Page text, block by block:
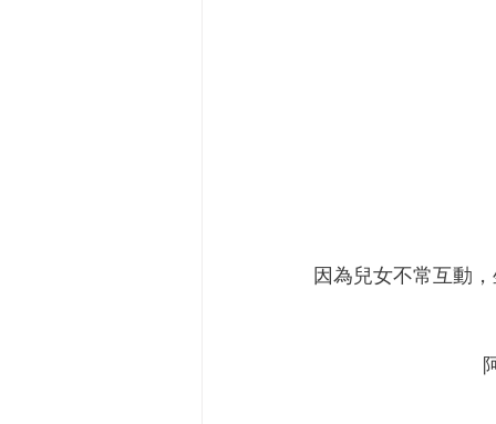
因為兒女不常互動